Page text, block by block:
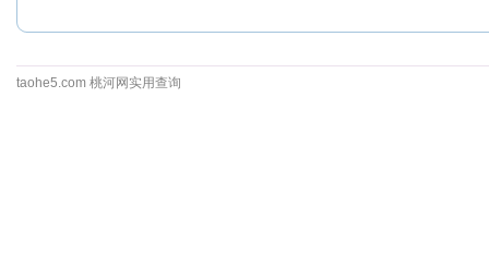
taohe5.com 桃河网实用查询